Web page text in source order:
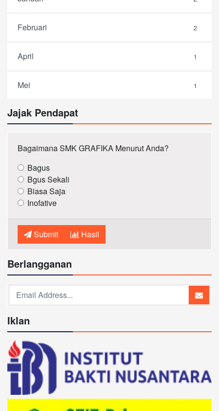
Februari 2
April 1
Mei 1
Jajak Pendapat
Bagaimana SMK GRAFIKA Menurut Anda?
Bagus
Bgus Sekali
Biasa Saja
Inofative
Submit Hasil
Berlangganan
Iklan